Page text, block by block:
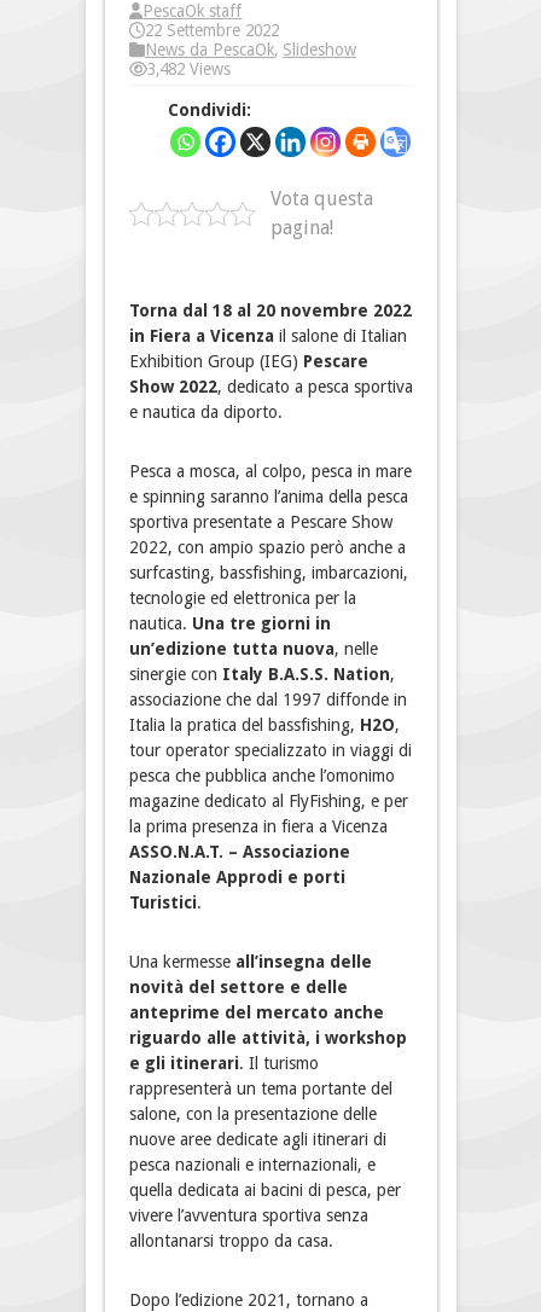
PescaOk staff
22 Settembre 2022
News da PescaOk, Slideshow
3,482 Views
Condividi:
Vota questa
pagina!
Torna dal 18 al 20 novembre 2022
in Fiera a Vicenzail salone di Italian
Exhibition Group (IEG) Pescare
Show 2022, dedicato a pesca sportiva
e nautica da diporto.
Pesca a mosca, al colpo, pesca in mare
e spinning saranno l’anima della pesca
sportiva presentate a Pescare Show
2022, con ampio spazio però anche a
surfcasting, bassfishing, imbarcazioni,
tecnologie ed elettronica per la
nautica. Una tre giorni in
un’edizione tutta nuova, nelle
sinergie con Italy B.A.S.S. Nation,
associazione che dal 1997 diffonde in
Italia la pratica del bassfishing, H2O,
tour operator specializzato in viaggi di
pesca che pubblica anche l’omonimo
magazine dedicato al FlyFishing, e per
la prima presenza in fiera a Vicenza
ASSO.N.A.T. – Associazione
Nazionale Approdi e porti
Turistici.
Una kermesse all’insegna delle
novità del settore e delle
anteprime del mercato anche
riguardo alle attività, i workshop
e gli itinerari. Il turismo
rappresenterà un tema portante del
salone, con la presentazione delle
nuove aree dedicate agli itinerari di
pesca nazionali e internazionali, e
quella dedicata ai bacini di pesca, per
vivere l’avventura sportiva senza
allontanarsi troppo da casa.
Dopo l’edizione 2021, tornano a